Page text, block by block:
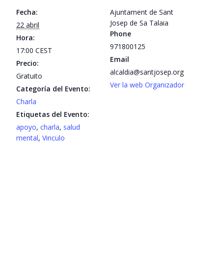
Fecha:
22 abril
Hora:
17:00CEST
Precio:
Gratuito
Categoría del Evento:
Charla
Etiquetas del Evento:
apoyo,charla, salud
mental,Vinculo
Ajuntament de Sant
Josep de Sa Talaia
Phone
971800125
Email
alcaldia@santjosep.org
Ver la web Organizador